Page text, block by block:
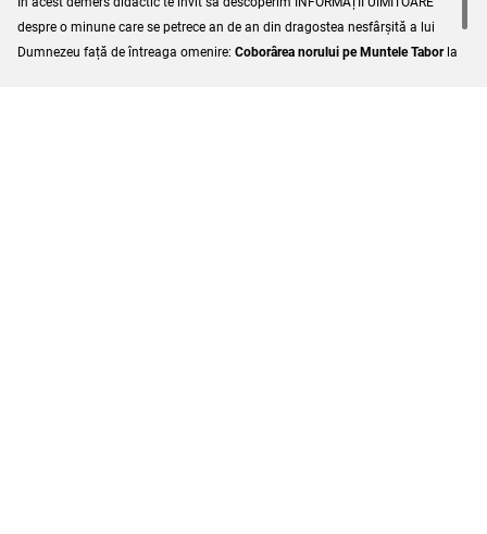
despre o minune care se petrece an de an din dragostea nesfârșită a lui
Dumnezeu față de întreaga omenire: Coborârea norului pe Muntele Taborla
https://i0.1616.ro/media/2/2701/33586/17155709/1/nor.jpg?
width=860